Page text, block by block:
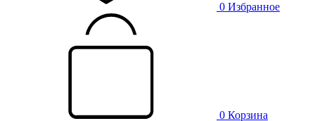
0 Избранное
0 Корзина